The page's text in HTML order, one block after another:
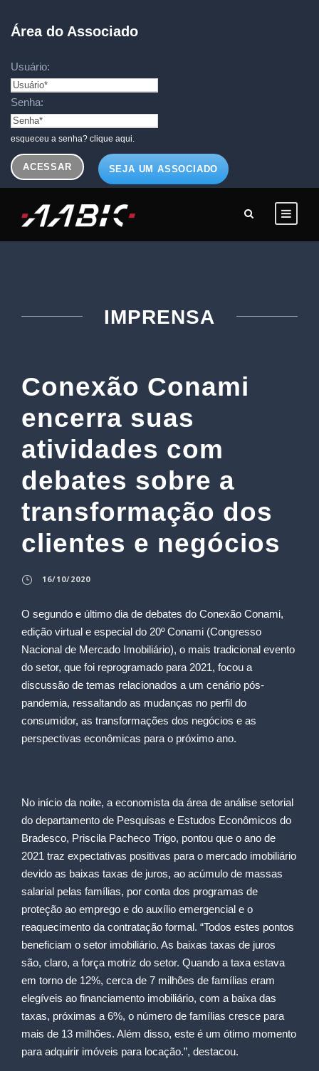
Área do Associado
Usuário:
Senha:
esqueceu a senha? clique aqui.
SEJA UM ASSOCIADO
IMPRENSA
Conexão Conami
encerra suas
atividades com
debates sobre a
transformação dos
clientes e negócios
16/10/2020
O segundo e último dia de debates do Conexão Conami,
edição virtual e especial do 20º Conami (Congresso
Nacional de Mercado Imobiliário), o mais tradicional evento
do setor, que foi reprogramado para 2021, focou a
discussão de temas relacionados a um cenário pós-
pandemia, ressaltando as mudanças no perfil do
consumidor, as transformações dos negócios e as
perspectivas econômicas para o próximo ano.
No início da noite, a economista da área de análise setorial
do departamento de Pesquisas e Estudos Econômicos do
Bradesco, Priscila Pacheco Trigo, pontou que o ano de
2021 traz expectativas positivas para o mercado imobiliário
devido as baixas taxas de juros, ao acúmulo de massas
salarial pelas famílias, por conta dos programas de
proteção ao emprego e do auxílio emergencial e o
reaquecimento da contratação formal. “Todos estes pontos
beneficiam o setor imobiliário. As baixas taxas de juros
são, claro, a força motriz do setor. Quando a taxa estava
em torno de 12%, cerca de 7 milhões de famílias eram
elegíveis ao financiamento imobiliário, com a baixa das
taxas, próximas a 6%, o número de famílias cresce para
mais de 13 milhões. Além disso, este é um ótimo momento
para adquirir imóveis para locação.”, destacou.